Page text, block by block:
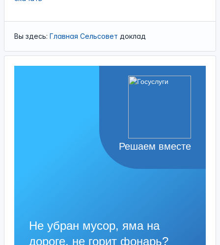
Вы здесь: Главная Сельсовет доклад
Решаем вместе
Не убран мусор, яма на
дороге, не горит фонарь?